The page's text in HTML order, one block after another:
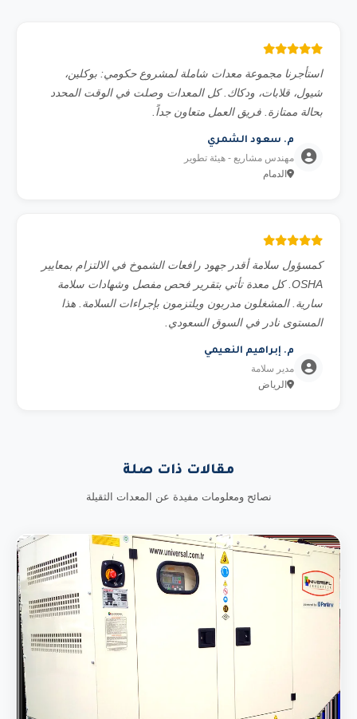
استأجرنا مجموعة معدات شاملة لمشروع حكومي: بوكلين،
شيول، قلابات، ودكاك. كل المعدات وصلت في الوقت المحدد
بحالة ممتازة. فريق العمل متعاون جداً.
م. سعود الشمري
مهندس مشاريع - هيئة تطوير
الدمام
كمسؤول سلامة أقدر جهود رافعات الشموخ في الالتزام بمعايير
OSHA. كل معدة تأتي بتقرير فحص مفصل وشهادات سلامة
سارية. المشغلون مدربون ويلتزمون بإجراءات السلامة. هذا
المستوى نادر في السوق السعودي.
م. إبراهيم النعيمي
مدير سلامة
الرياض
مقالات ذات صلة
نصائح ومعلومات مفيدة عن المعدات الثقيلة